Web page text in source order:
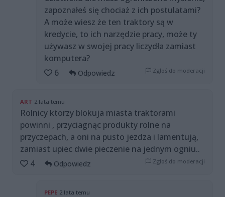
zapoznałeś się chociaż z ich postulatami?
A może wiesz że ten traktory są w
kredycie, to ich narzędzie pracy, może ty
używasz w swojej pracy liczydła zamiast
komputera?
6
Odpowiedz Zgłoś do moderacji
ART 2 lata temu
Rolnicy ktorzy blokuja miasta traktorami
powinni , przyciagnąc produkty rolne na
przyczepach, a oni na pusto jezdza i lamentują,
zamiast upiec dwie pieczenie na jednym ogniu..
4
Odpowiedz Zgłoś do moderacji
PEPE 2 lata temu